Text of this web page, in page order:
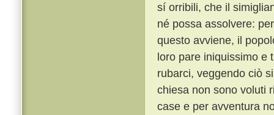
sí orribili, che il
né possa assolvere:
questo avviene, il
loro pare iniquissimo e
rubarci, veggendo ciò
chiesa non sono voluti
case e per avventura